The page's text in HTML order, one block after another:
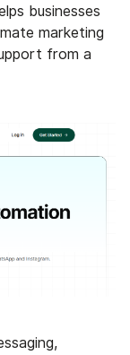
businesses
marketing
from a